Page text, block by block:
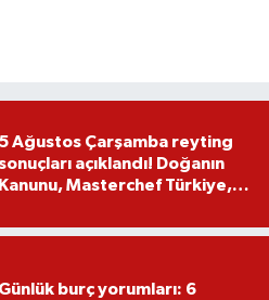
5 Ağustos Çarşamba reyting
açıklandı! Doğanın
Kanunu, Masterchef Türkiye,
Günlük burç yorumları: 6